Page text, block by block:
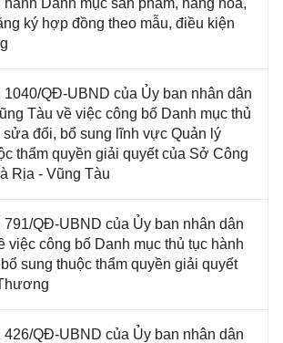
Danh mục sản phẩm, hàng hóa,
ký hợp đồng theo mẫu, điều kiện
1040/QĐ-UBND của Ủy ban nhân dân
Tàu về việc công bố Danh mục thủ
sửa đổi, bổ sung lĩnh vực Quản lý
thẩm quyền giải quyết của Sở Công
Rịa - Vũng Tàu
791/QĐ-UBND của Ủy ban nhân dân
việc công bố Danh mục thủ tục hành
sung thuộc thẩm quyền giải quyết
426/QĐ-UBND của Ủy ban nhân dân